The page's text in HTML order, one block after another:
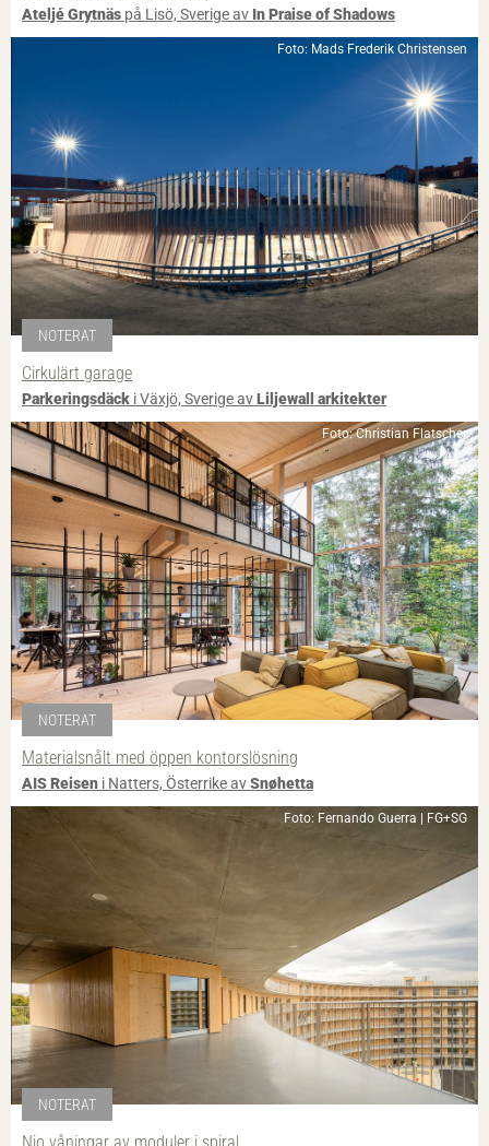
Ateljé Grytnäs på Lisö, Sverige av In Praise of Shadows
Foto: Mads Frederik Christensen
NOTERAT
Cirkulärt garage
Parkeringsdäck i Växjö, Sverige avLiljewall arkitekter
Foto: Christian Flatscher
NOTERAT
Materialsnålt med öppen kontorslösning
AIS Reisen i Natters, Österrike avSnøhetta
Foto: Fernando Guerra | FG+SG
NOTERAT